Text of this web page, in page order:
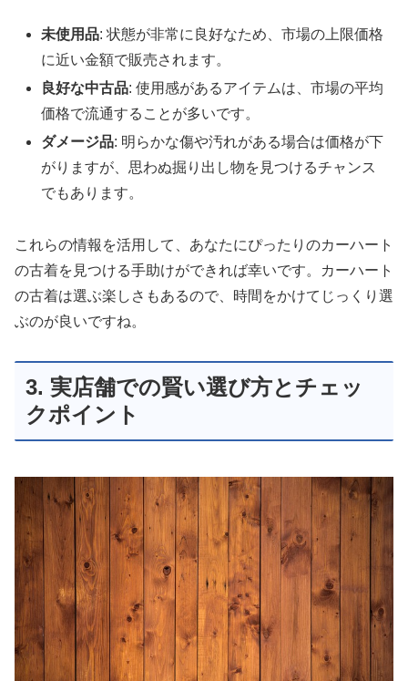
未使用品: 状態が非常に良好なため、市場の上限価格
に近い金額で販売されます。
良好な中古品: 使用感があるアイテムは、市場の平均
価格で流通することが多いです。
ダメージ品: 明らかな傷や汚れがある場合は価格が下
がりますが、思わぬ掘り出し物を見つけるチャンス
でもあります。
これらの情報を活用して、あなたにぴったりのカーハート
の古着を見つける手助けができれば幸いです。カーハート
の古着は選ぶ楽しさもあるので、時間をかけてじっくり選
ぶのが良いですね。
3. 実店舗での賢い選び方とチェッ
クポイント